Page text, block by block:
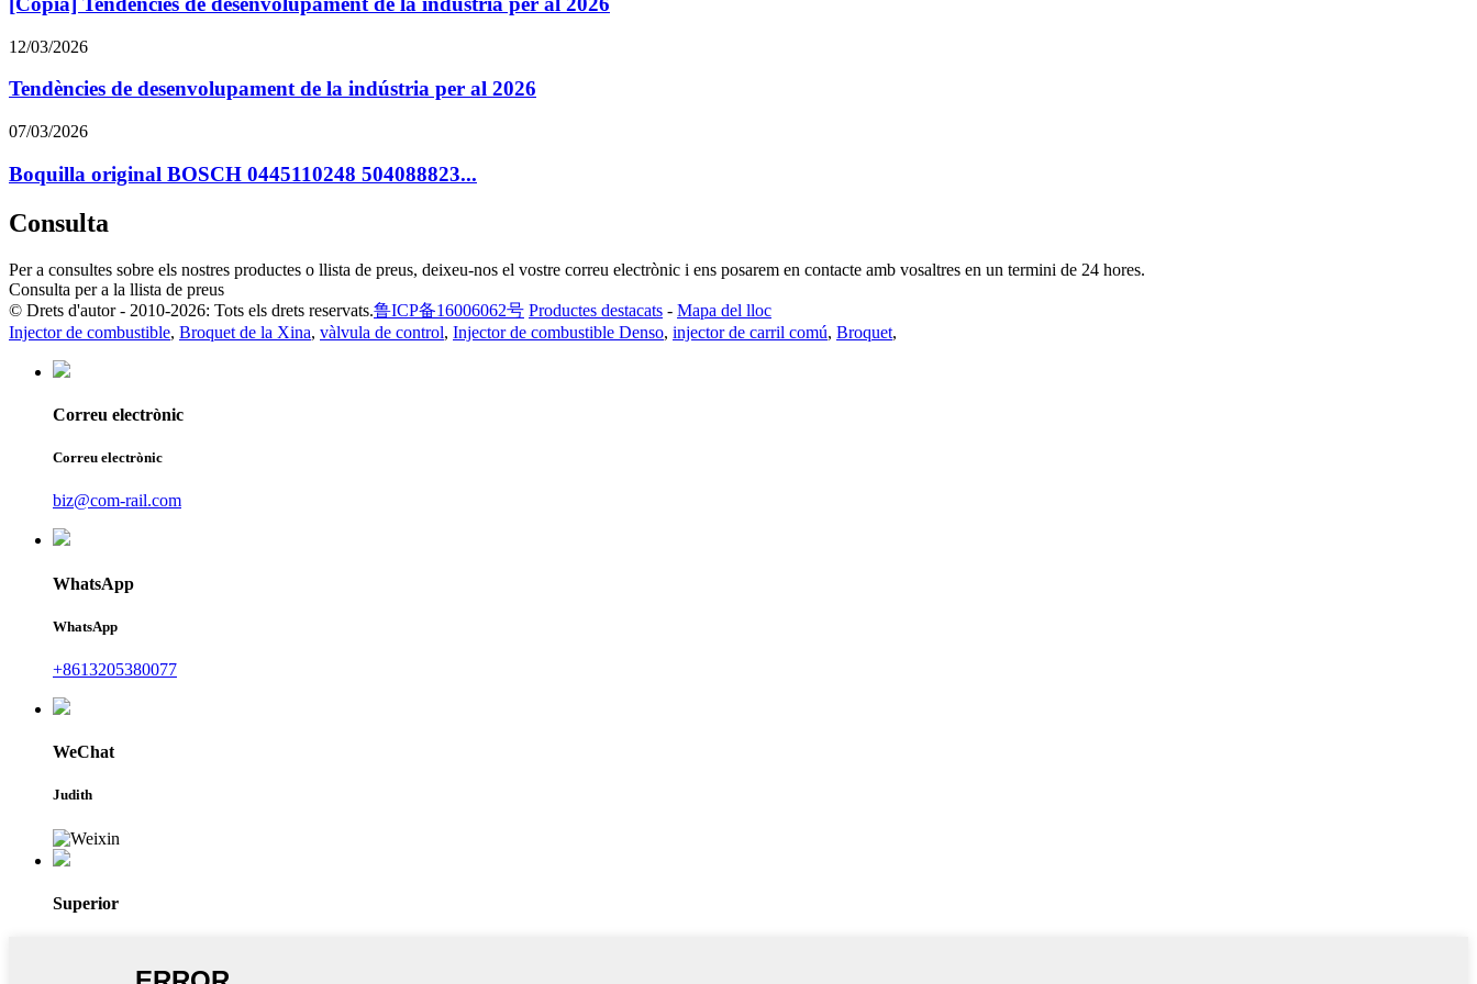
12/03/2026
Tendències de desenvolupament de la indústria per al 2026
07/03/2026
Boquilla original BOSCH 0445110248 504088823...
Consulta
Per a consultes sobre els nostres productes o llista de preus, deixeu-nos el vostre correu electrònic i ens posarem en contacte amb vosaltres en un termini de 24 hores.
Consulta per a la llista de preus
© Drets d'autor - 2010-2026: Tots els drets reservats.鲁ICP备16006062号 Productes destacats - Mapa del lloc
Injector de combustible, Broquet de la Xina, vàlvula de control, Injector de combustible Denso, injector de carril comú, Broquet,
Correu electrònic
Correu electrònic
biz@com-rail.com
WhatsApp
WhatsApp
+8613205380077
WeChat
Judith
Superior